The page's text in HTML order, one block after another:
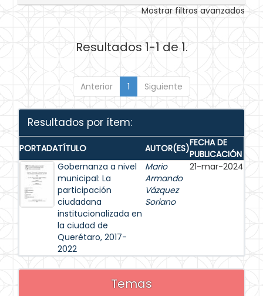
Mostrar filtros avanzados
Resultados 1-1 de 1.
Anterior 1 Siguiente
Resultados por ítem:
PORTADATÍTULO AUTOR(ES)FECHA DE
PUBLICACIÓN
Gobernanza a nivel
municipal: La
participación
ciudadana
institucionalizada en
la ciudad de
Querétaro, 2017-
2022
Mario
Armando
Vázquez
Soriano
21-mar-2024
Temas